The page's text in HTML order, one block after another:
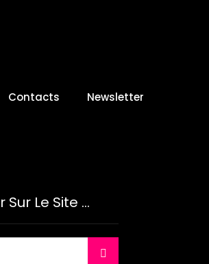
Contacts Newsletter
Sur Le Site …